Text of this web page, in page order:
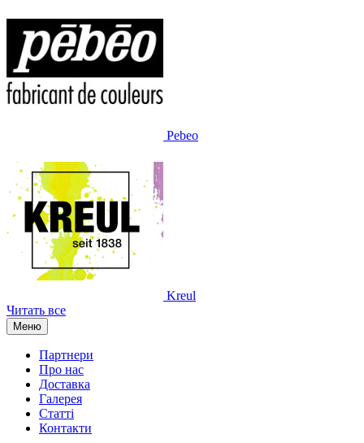
Pebeo
Kreul
Читать все
Меню
Партнери
Про нас
Доставка
Галерея
Статтi
Контакти